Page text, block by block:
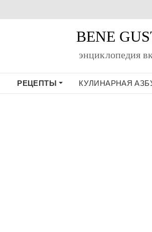
BENE
энциклопедия
РЕЦЕПТЫ КУЛИНАРНАЯ